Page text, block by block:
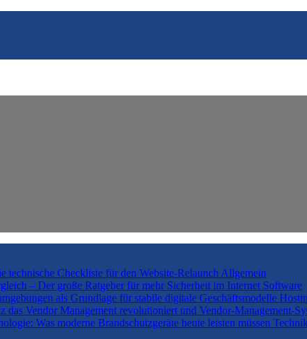
technische Checkliste für den Website-Relaunch Allgemein
– Der große Ratgeber für mehr Sicherheit im Internet Software
als Grundlage für stabile digitale Geschäftsmodelle
das Vendor Management revolutioniert und Vendor-Management-
Was moderne Brandschutzgeräte heute leisten müssen Technik